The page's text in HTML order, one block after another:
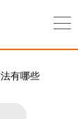
有哪些